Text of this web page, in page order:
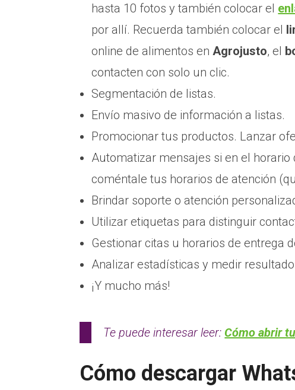
hasta 10 fotos y también colocar el
por allí. Recuerda también colocar el
online de alimentos en Agrojusto, el
contacten con solo un clic.
Segmentación de listas.
Envío masivo de información a listas.
Promocionar tus productos. Lanzar
Automatizar mensajes si en el
coméntale tus horarios de atención
Brindar soporte o atención
Utilizar etiquetas para distinguir
Gestionar citas u horarios de entrega
Analizar estadísticas y medir
¡Y mucho más!
Te puede interesar leer: Cómo abrir
Cómo descargar